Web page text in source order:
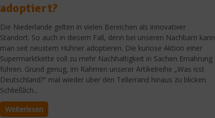
adoptiert?
Die Niederlande gelten in vielen Bereichen als innovativer
Standort. So auch in diesem Fall, denn bei unseren Nachbarn kann
man seit neustem Hühner adoptieren. Die kuriose Aktion einer
Supermarktkette soll zu mehr Nachhaltigkeit in Sachen Ernährung
führen. Grund genug, im Rahmen unserer Artikelreihe „Was isst
Deutschland?“ mal wieder über den Tellerrand hinaus zu blicken.
Schließlich...
Weiterlesen